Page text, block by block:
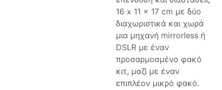
16 x 11 x 17 cm με δύο
διαχωριστικά και χωρά
μια μηχανή mirrorless ή
DSLR με έναν
προσαρμοσμένο φακό
κιτ, μαζί με έναν
επιπλέον μικρό φακό.